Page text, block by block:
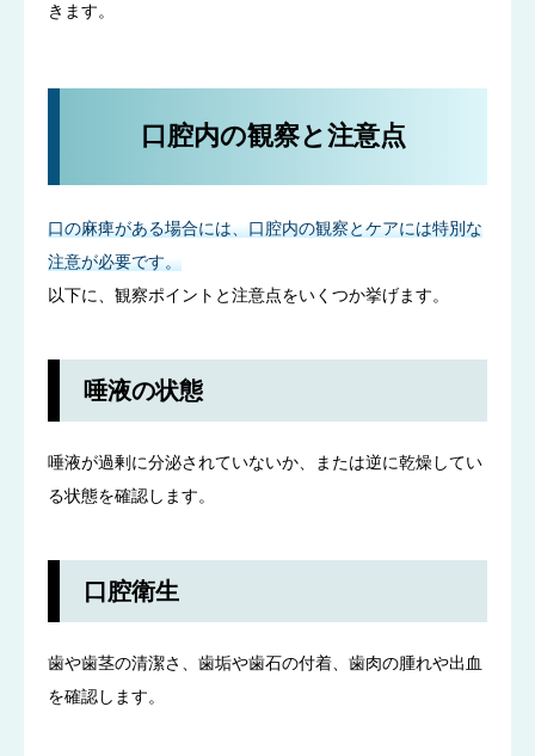
きます。
口腔内の観察と注意点
口の麻痺がある場合には、口腔内の観察とケアには特別な
注意が必要です。
以下に、観察ポイントと注意点をいくつか挙げます。
唾液の状態
唾液が過剰に分泌されていないか、または逆に乾燥してい
る状態を確認します。
口腔衛生
歯や歯茎の清潔さ、歯垢や歯石の付着、歯肉の腫れや出血
を確認します。